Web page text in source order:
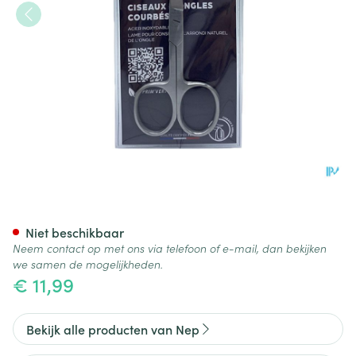
€ 11,99
Niet beschikbaar
Neem contact op met ons via telefoon of e-mail, dan bekijken
we samen de mogelijkheden.
Bekijk alle producten van Nep